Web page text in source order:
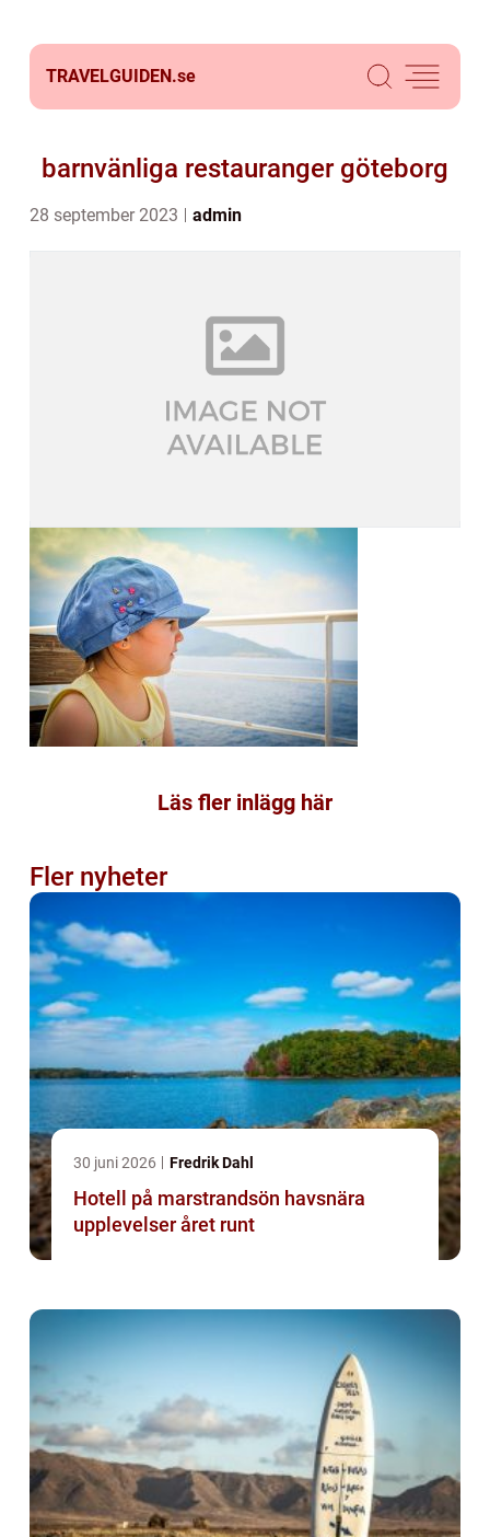
TRAVELGUIDEN.se
barnvänliga restauranger göteborg
28 september 2023 admin
Läs fler inlägg här
Fler nyheter
30 juni 2026 Fredrik Dahl
Hotell på marstrandsön havsnära
upplevelser året runt